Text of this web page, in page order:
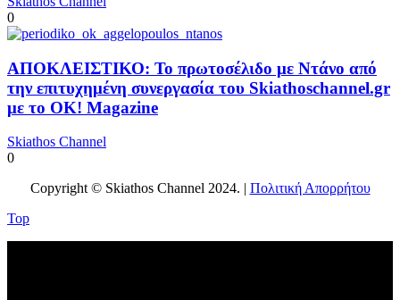
0
ΑΠΟΚΛΕΙΣΤΙΚΟ: Το πρωτοσέλιδο με Ντάνο από
την επιτυχημένη συνεργασία του Skiathoschannel.gr
με το OK! Magazine
Skiathos Channel
0
Copyright © Skiathos Channel 2024. | Πολιτική Απορρήτου
Top